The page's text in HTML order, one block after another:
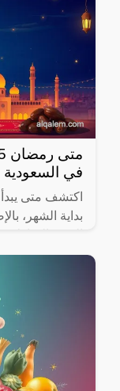
في السعودية
بداية الشهر،